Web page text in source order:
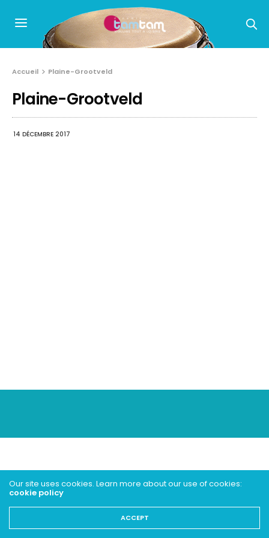
Accueil Plaine-Grootveld
Plaine-Grootveld
14 DÉCEMBRE 2017
Our site uses cookies. Learn more about our use of cookies:
cookie policy
ACCEPT